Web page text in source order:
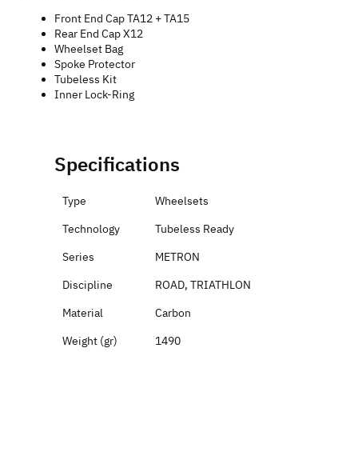
Front End Cap TA12 + TA15
Rear End Cap X12
Wheelset Bag
Spoke Protector
Tubeless Kit
Inner Lock-Ring
Specifications
Type
Wheelsets
Technology
Tubeless Ready
Series
METRON
Discipline
ROAD, TRIATHLON
Material
Carbon
Weight (gr)
1490